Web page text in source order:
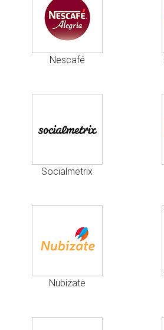
Nescafé
Socialmetrix
Nubizate